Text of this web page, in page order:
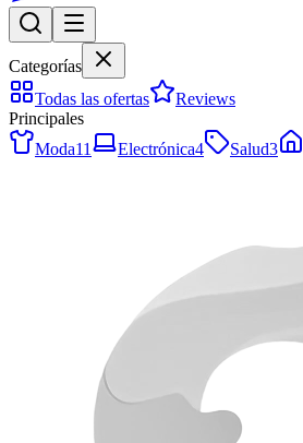
Categorías
Todas las ofertas
Reviews
Principales
Moda11 Electrónica4 Salud3